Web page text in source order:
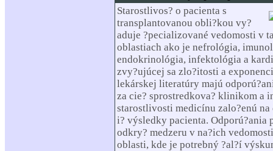
Starostlivos? o pacienta s
transplantovanou obli?kou vy?
aduje ?pecializované vedomosti v
oblastiach ako je nefrológia,
endokrinológia, infektológia a
zvy?ujúcej sa zlo?itosti a
lekárskej literatúry majú
za cie? sprostredkova? klinikom a
starostlivosti medicínu zalo?enú na
i? výsledky pacienta. Odporú?ania
odkry? medzeru v na?ich
oblasti, kde je potrebný ?al?í